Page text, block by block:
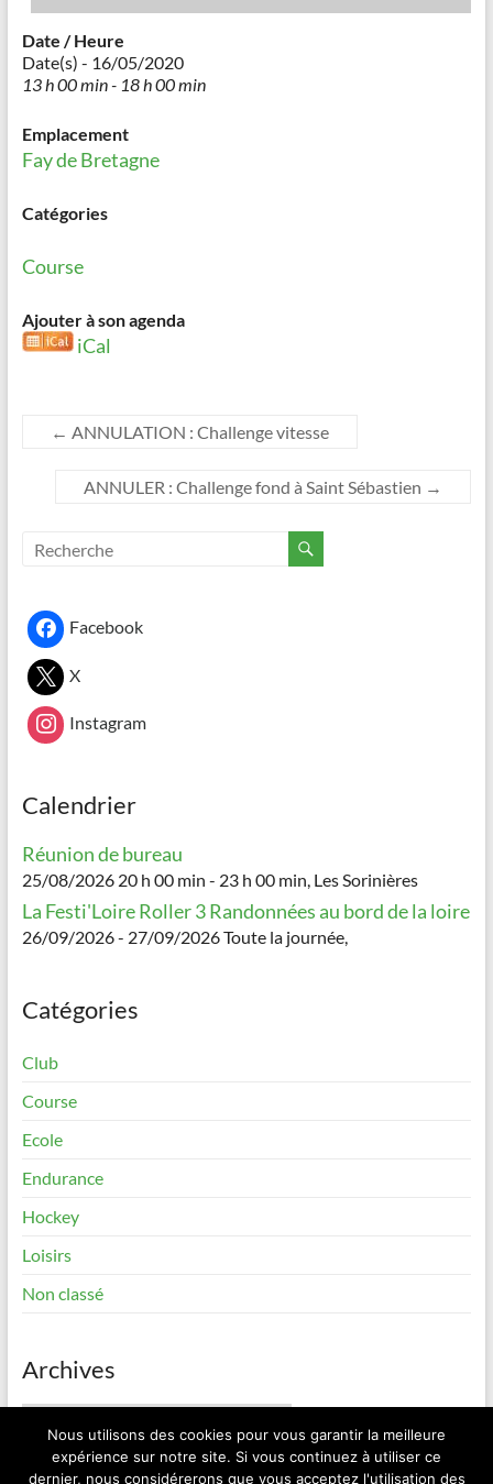
Date / Heure
Date(s) - 16/05/2020
13 h 00 min - 18 h 00 min
Emplacement
Fay de Bretagne
Catégories
Course
Ajouter à son agenda
iCal
← ANNULATION : Challenge vitesse
ANNULER : Challenge fond à Saint Sébastien →
Facebook
X
Instagram
Calendrier
Réunion de bureau
25/08/2026 20 h 00 min - 23 h 00 min, Les Sorinières
La Festi'Loire Roller 3 Randonnées au bord de la loire
26/09/2026 - 27/09/2026 Toute la journée,
Catégories
Club
Course
Ecole
Endurance
Hockey
Loisirs
Non classé
Archives
Archives
Nous utilisons des cookies pour vous garantir la meilleure
expérience sur notre site. Si vous continuez à utiliser ce
dernier, nous considérerons que vous acceptez l'utilisation des